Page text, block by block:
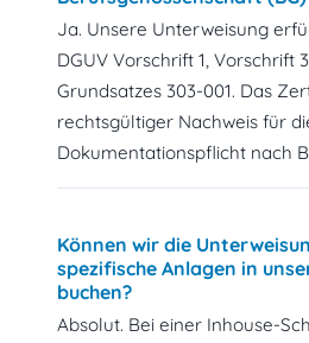
Ja. Unsere Unterweisung
DGUV Vorschrift 1, Vorschrift
Grundsatzes 303-001. Das
rechtsgültiger Nachweis für
Dokumentationspflicht nach
Können wir die
spezifische Anlagen in
buchen?
Absolut. Bei einer Inhouse-